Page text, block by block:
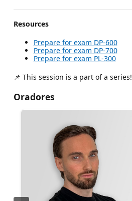
Resources
Prepare for exam DP-600
Prepare for exam DP-700
Prepare for exam PL-300
📌 This session is a part of a series!
Oradores